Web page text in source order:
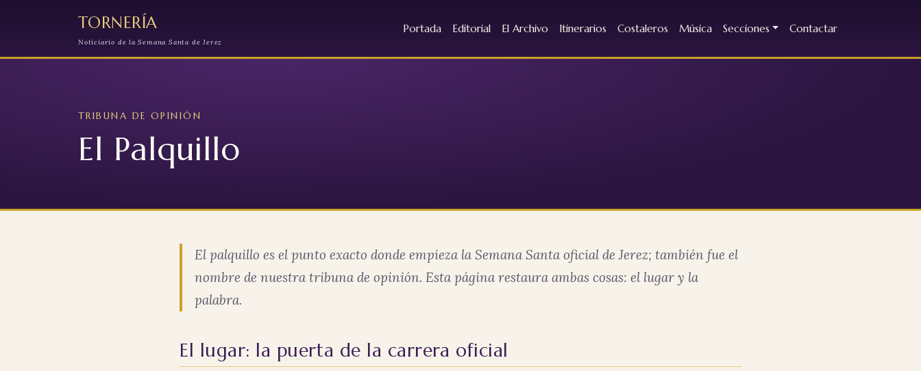
TORNERÍA
Noticiario de la Semana Santa de Jerez
Portada Editorial El Archivo Itinerarios Costaleros Música Secciones Contactar
TRIBUNA DE OPINIÓN
El Palquillo
El palquillo es el punto exacto donde empieza la Semana Santa oficial de Jerez; también fue el
nombre de nuestra tribuna de opinión. Esta página restaura ambas cosas: el lugar y la
palabra.
El lugar: la puerta de la carrera oficial